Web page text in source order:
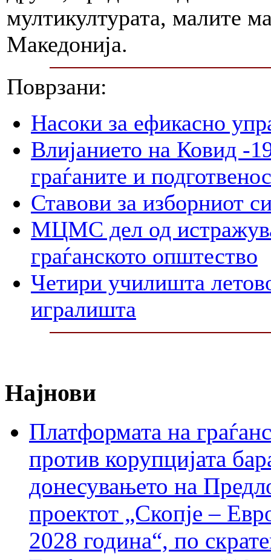
мултикултурата, малите
Македонија.
Поврзани:
Насоки за ефикасно
Влијанието на Ковид -
граѓаните и
Ставови за изборниот
МЦМС дел од
граѓанското општество
Четири училишта
игралишта
Најнови
Платформата на
против корупцијата
донесувањето на
проектот „Скопје –
2028 година“, по